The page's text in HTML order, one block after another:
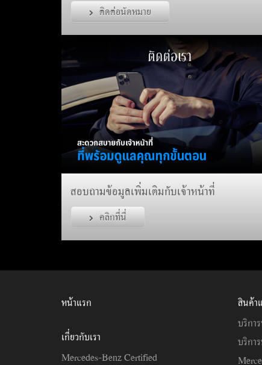
ติดต่อนัดหมาย
สอบถามข้อมูลเพิ่มเติมกับเจ้าหน้าที่
คลิกที่นี่
หน้าแรก
เกี่ยวกับเรา
Mercedes-Benz Certified
สินค้า
บริกา
บริกา